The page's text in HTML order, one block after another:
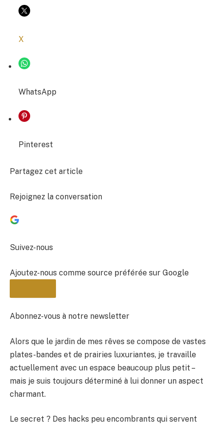
COPIER LE LIEN
X
WhatsApp
Pinterest
Partagez cet article
Rejoignez la conversation
Suivez-nous
Ajoutez-nous comme source préférée sur Google
BULLETIN
Abonnez-vous à notre newsletter
Alors que le jardin de mes rêves se compose de vastes
plates-bandes et de prairies luxuriantes, je travaille
actuellement avec un espace beaucoup plus petit –
mais je suis toujours déterminé à lui donner un aspect
charmant.
Le secret ? Des hacks peu encombrants qui servent